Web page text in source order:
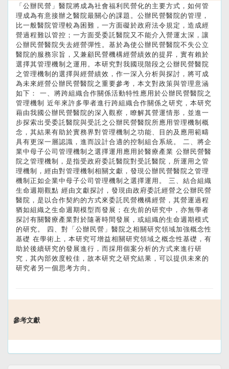
「公辦民營」醫院將成為社會福利民營化的主要方式，如何管
理成為有意接辦之醫院最關心的課題。公辦民營醫院的管理，
比一般醫院管理較為困難，一方面礙於政府法令規定，造成經
營過程難以管控；一方面受委託醫院又不能介入營運太深，讓
公辦民營醫院失去經營彈性。基於為使公辦民營醫院不失公立
醫院的服務宗旨，又兼顧民營機構經營績效的提昇，實有賴於
選擇其管理機制之運用。本研究對我國現階段之公辦民營醫院
之管理機制的選擇與經營績效，作一深入分析與探討，將可成
為未來經營公辦民營醫院之重要參考，本文對政策與管理意涵
如下： 一、將跨組織合作關係活動特性應用於公辦民營醫院之
管理機制 近年來許多學者進行跨組織合作關係之研究，本研究
藉由我國公辦民營醫院的深入觀察，瞭解其營運情形，並進一
步探索出受委託醫院與受託之公辦民營醫院所應用管理機制概
念，其結果有助於實務界對管理機制之功能、目的及應用範疇
具有更深一層認識，進而設計合適的控制組合系統。 二、將企
業中母子公司管理機制之選擇運用應用於醫療產業 公辦民營醫
院之管理機制，是指受政府委託醫院對受託醫院，所運用之管
理機制，經由對管理機制相關文獻，發現公辦民營醫院之管理
機制正如企業中母子公司管理機制之選擇運用。 三、結合組織
生命週期觀點 經由文獻探討，發現由政府委託經營之公辦民營
醫院，是以合作契約的方式來委託民營機構經營，其營運過程
猶如組織之生命週期模型而發展；在先前的研究中，亦無學者
探討有關醫療產業對於隨著時間發展，或組織的生命週期模式
的研究。 四、對「公辦民營」醫院之相關研究領域加強概念性
基礎 在學術上，本研究可增益相關研究領域之概念性基礎，有
助於後續研究的發展進行，而採用個案分析的方式來進行研
究，其內部效度較佳，故本研究之研究結果，可以提供未來的
研究者另一個思考方向。
參考文獻